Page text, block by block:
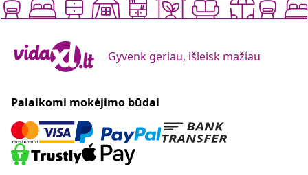
Gyvenk geriau, išleisk mažiau
Palaikomi mokėjimo būdai